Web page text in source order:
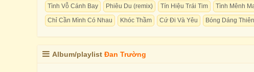
Tình Vỗ Cánh Bay
Phiêu Du (remix) Tín Hiệu Trái Tim Tình Mênh
Chỉ Cần Mình Có Nhau
Khóc Thầm Cứ Đi Và Yêu Bóng Dáng
Album/playlist Đan Trường